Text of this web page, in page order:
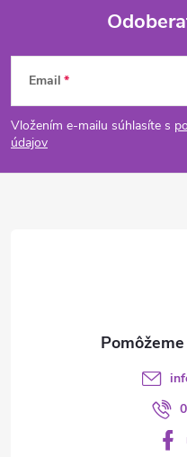
Z
á
p
Email
Vložením e-mailu súhlasíte s
údajov